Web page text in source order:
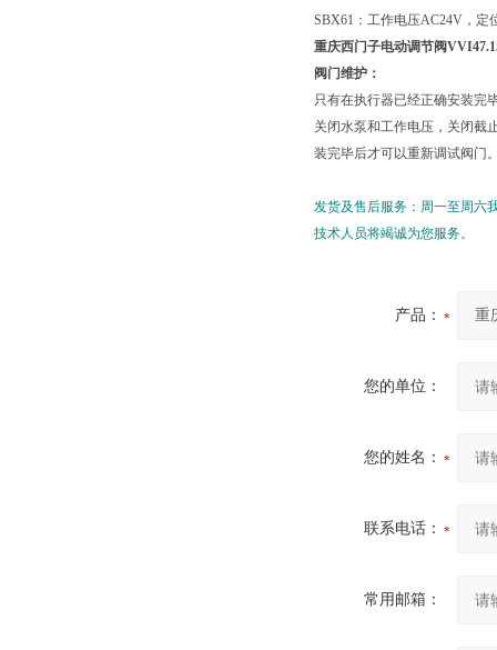
SBX61：工作电压AC24V，定
重庆西门子电动调节阀
阀门维护：
只有在执行器已经正确安装完
关闭水泵和工作电压，关闭截
装完毕后才可以重新调试阀门
发货及售后服务：周一至周六
技术人员将竭诚为您服务。
产品：
您的单位：
您的姓名：
联系电话：
常用邮箱：